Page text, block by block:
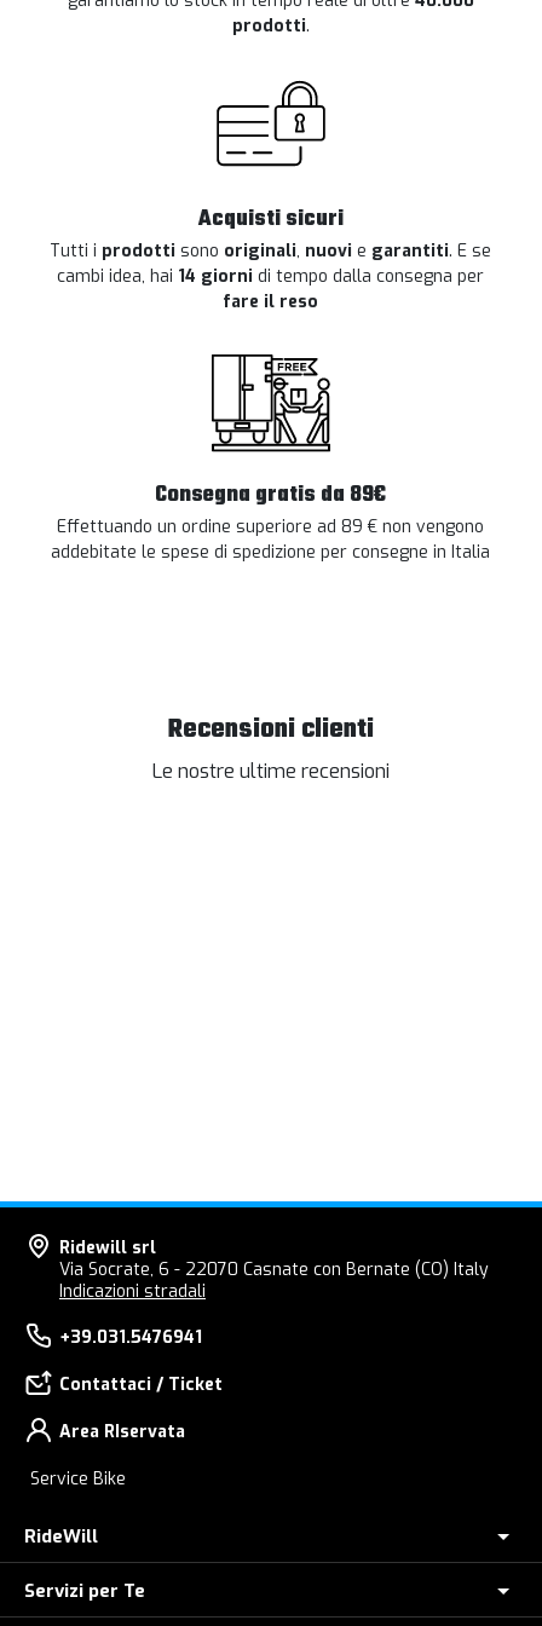
prodotti.
Acquisti sicuri
Tutti i prodotti sono originali, nuovi e garantiti. E se
cambi idea, hai 14 giorni di tempo dalla consegna per
fare il reso
Consegna gratis da 89€
Effettuando un ordine superiore ad 89 € non vengono
addebitate le spese di spedizione per consegne in Italia
Recensioni clienti
Le nostre ultime recensioni
Ridewill srl
Via Socrate, 6 - 22070 Casnate con Bernate (CO) Italy
Indicazioni stradali
+39.031.5476941
Contattaci / Ticket
Area RIservata
Service Bike
RideWill
Chi Siamo
Servizi per Te